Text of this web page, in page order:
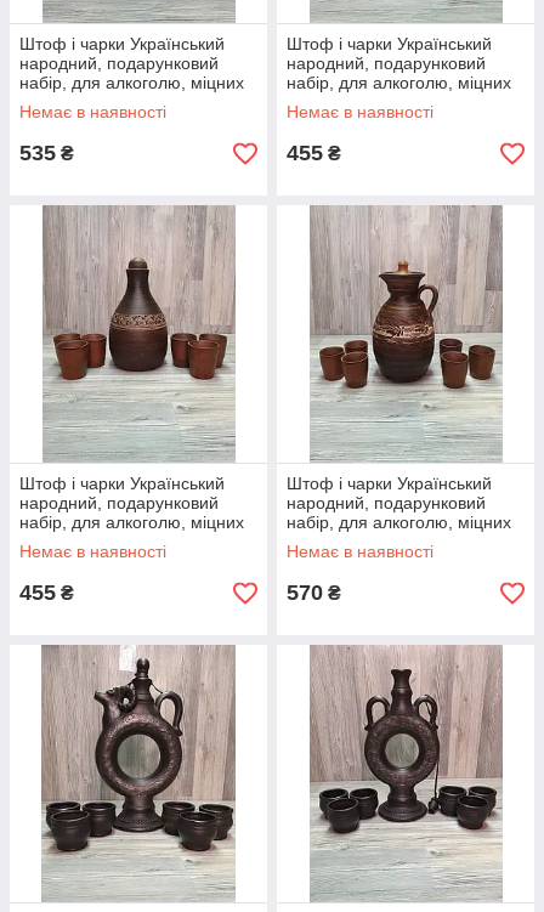
Штоф і чарки Український
народний, подарунковий
набір, для алкоголю, міцних
напоїв, спиртного, горілки,
коньяку
Немає в наявності
535 ₴
Штоф і чарки Український
народний, подарунковий
набір, для алкоголю, міцних
напоїв, спиртного, горілки,
коньяку
Немає в наявності
455 ₴
Штоф і чарки Український
народний, подарунковий
набір, для алкоголю, міцних
напоїв, спиртного, горілки,
коньяку
Немає в наявності
455 ₴
Штоф і чарки Український
народний, подарунковий
набір, для алкоголю, міцних
напоїв, спиртного, горілки,
коньяку
Немає в наявності
570 ₴